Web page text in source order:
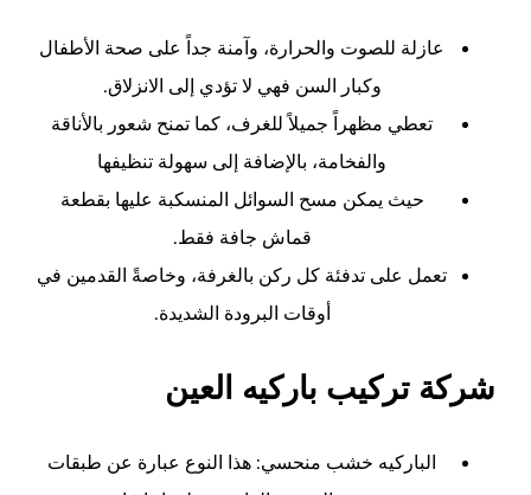
عازلة للصوت والحرارة، وآمنة جداً على صحة الأطفال
وكبار السن فهي لا تؤدي إلى الانزلاق.
تعطي مظهراً جميلاً للغرف، كما تمنح شعور بالأناقة
والفخامة، بالإضافة إلى سهولة تنظيفها
حيث يمكن مسح السوائل المنسكبة عليها بقطعة
قماش جافة فقط.
تعمل على تدفئة كل ركن بالغرفة، وخاصةً القدمين في
أوقات البرودة الشديدة.
شركة تركيب باركيه العين
الباركيه خشب منحسي: هذا النوع عبارة عن طبقات